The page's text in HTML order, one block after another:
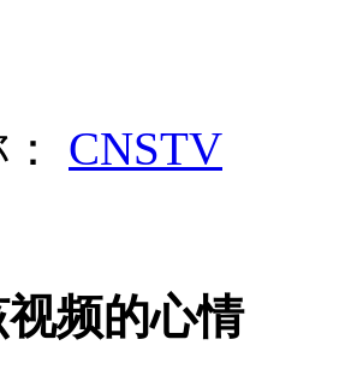
医生回应
政治霸凌主义
CNSTV
频的心情